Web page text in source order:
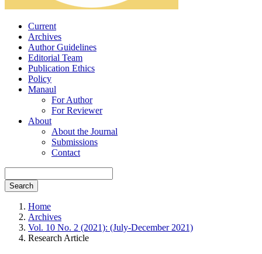
Current
Archives
Author Guidelines
Editorial Team
Publication Ethics
Policy
Manaul
For Author
For Reviewer
About
About the Journal
Submissions
Contact
Search
Home
Archives
Vol. 10 No. 2 (2021): (July-December 2021)
Research Article